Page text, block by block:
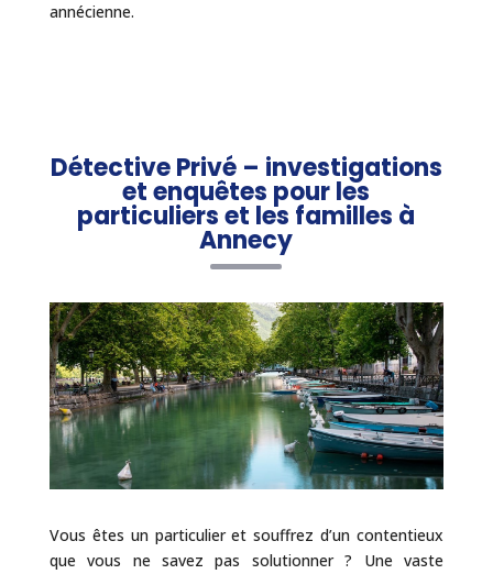
annécienne.
Détective Privé – investigations
et enquêtes pour les
particuliers et les familles à
Annecy
Vous êtes un particulier et souffrez d’un contentieux
que vous ne savez pas solutionner ? Une vaste